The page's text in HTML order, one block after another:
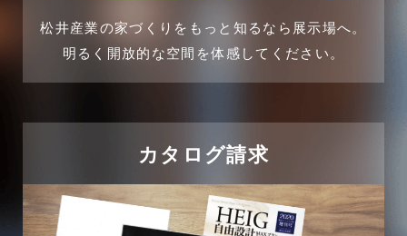
企業誘致事例
住宅に関するよくある質問
商品情報
2024年11月
2024年9月
2024年7月
松井産業の家づくりをもっと知るなら展示場へ。
明るく開放的な空間を体感してください。
カタログ請求